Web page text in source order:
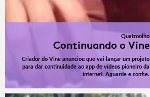
Quatroolho
Continuando o Vine
Criador do Vine anunciou que vai lançar um projeto
para dar continuidade ao app de vídeos pioneiro da
internet. Aguarde e confie.